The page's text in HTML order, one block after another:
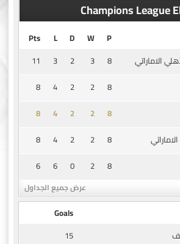
Champions League
P
W
D
L
Pts
الاماراتي 8
3
2
3
11
8
2
2
4
8
8
2
2
4
8
8
2
2
4
8
8
2
0
6
6
عرض جميع الجداول
Goals
15